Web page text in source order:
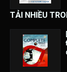
TẢI NHIỀU